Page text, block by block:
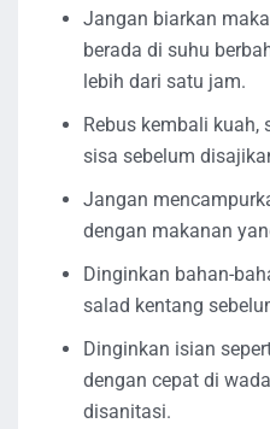
Jangan biarkan
berada di suhu
lebih dari satu jam.
Rebus kembali kuah,
sisa sebelum
Jangan
dengan makanan
Dinginkan bahan-
salad kentang
Dinginkan isian
dengan cepat di
disanitasi.